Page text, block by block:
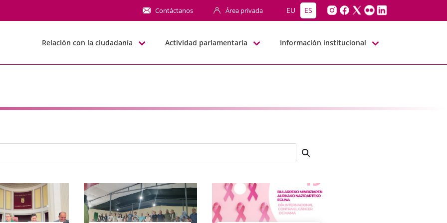
Contáctanos Área privada EU ES
Relación con la ciudadanía Actividad parlamentaria Información institucional
búsqueda